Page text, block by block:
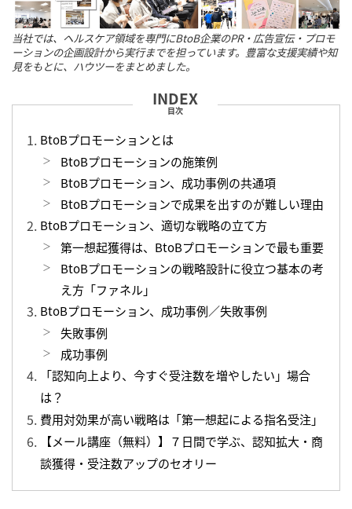
当社では、ヘルスケア領域を専門にBtoB企業のPR・広告宣伝・プロモ
ーションの企画設計から実行までを担っています。豊富な支援実績や知
見をもとに、ハウツーをまとめました。
目次
BtoBプロモーションとは
BtoBプロモーションの施策例
BtoBプロモーション、成功事例の共通項
BtoBプロモーションで成果を出すのが難しい理由
BtoBプロモーション、適切な戦略の立て方
第一想起獲得は、BtoBプロモーションで最も重要
BtoBプロモーションの戦略設計に役立つ基本の考
え方「ファネル」
BtoBプロモーション、成功事例／失敗事例
失敗事例
成功事例
「認知向上より、今すぐ受注数を増やしたい」場合
は？
費用対効果が高い戦略は「第一想起による指名受注」
【メール講座（無料）】７日間で学ぶ、認知拡大・商
談獲得・受注数アップのセオリー